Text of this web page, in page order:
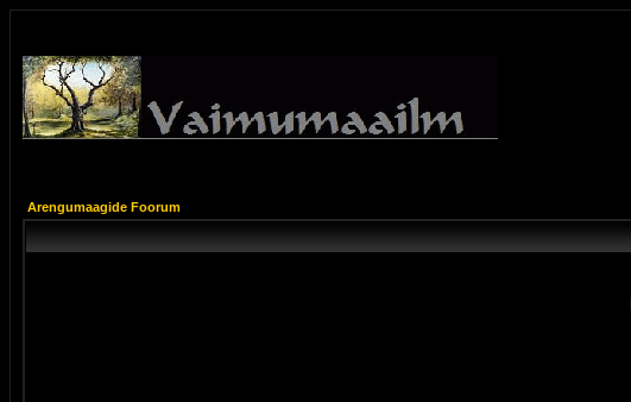
Arengumaagide Foorum